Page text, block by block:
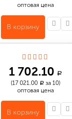
оптовая цена
В корзину
1 702.10 a
(17 021.00 aза 10)
оптовая цена
В корзину